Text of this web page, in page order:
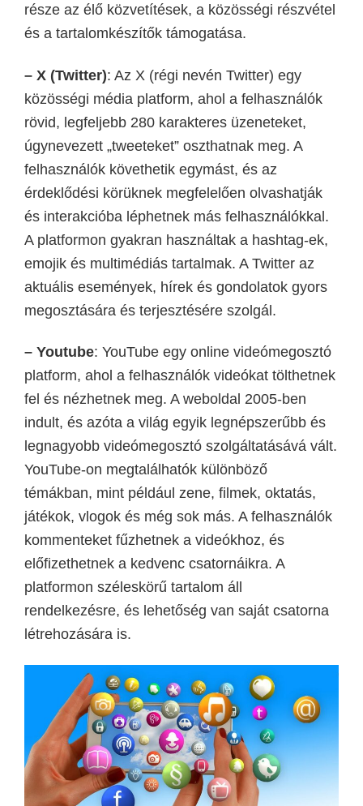
része az élő közvetítések, a közösségi részvétel
és a tartalomkészítők támogatása.
– X (Twitter): Az X (régi nevén Twitter) egy
közösségi média platform, ahol a felhasználók
rövid, legfeljebb 280 karakteres üzeneteket,
úgynevezett „tweeteket” oszthatnak meg. A
felhasználók követhetik egymást, és az
érdeklődési körüknek megfelelően olvashatják
és interakcióba léphetnek más felhasználókkal.
A platformon gyakran használtak a hashtag-ek,
emojik és multimédiás tartalmak. A Twitter az
aktuális események, hírek és gondolatok gyors
megosztására és terjesztésére szolgál.
– Youtube: YouTube egy online videómegosztó
platform, ahol a felhasználók videókat tölthetnek
fel és nézhetnek meg. A weboldal 2005-ben
indult, és azóta a világ egyik legnépszerűbb és
legnagyobb videómegosztó szolgáltatásává vált.
YouTube-on megtalálhatók különböző
témákban, mint például zene, filmek, oktatás,
játékok, vlogok és még sok más. A felhasználók
kommenteket fűzhetnek a videókhoz, és
előfizethetnek a kedvenc csatornáikra. A
platformon széleskörű tartalom áll
rendelkezésre, és lehetőség van saját csatorna
létrehozására is.